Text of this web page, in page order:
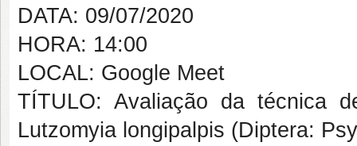
DATA: 09/07/2020
HORA: 14:00
LOCAL: Google Meet
TÍTULO: Avaliação da técnica
Lutzomyia longipalpis (Diptera: